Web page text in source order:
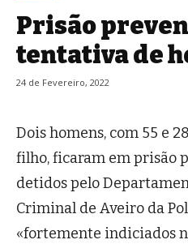
Prisão
tentativa de
24 de Fevereiro, 2022
Dois homens, com 55 e
filho, ficaram em prisão
detidos pelo
Criminal de Aveiro da
«fortemente indiciados